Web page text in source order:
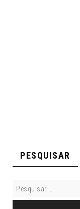
PESQUISAR